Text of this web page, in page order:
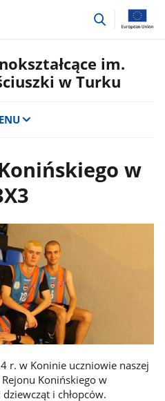
przejdź
im.
w Turku
w
r. w Koninie uczniowie naszej
Rejonu Konińskiego w
i chłopców.